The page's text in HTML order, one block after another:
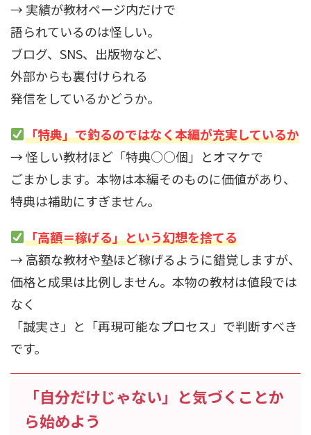
→ 実績が教材ページ内だけで
語られているのは怪しい。
ブログ、SNS、出版物など、
外部からも裏付けられる
発信をしているかどうか。
「特典」で釣るのではなく本編が充実しているか
→ 怪しい教材ほど「特典○○個」とオマケで
ごまかします。本物は本編そのものに価値があり、
特典は補助にすぎません。
「高額＝稼げる」という幻想を捨てる
→ 高額な教材や塾ほど稼げるように錯覚しますが、
価格と成果は比例しません。本物の教材は値段では
なく
「誠実さ」と「再現可能なプロセス」で判断すべき
です。
「自分だけじゃない」と気づくことか
ら始めよう